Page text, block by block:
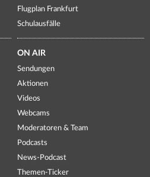
Flugplan Frankfurt
Schulausfälle
ON AIR
Sendungen
Aktionen
Videos
Webcams
Moderatoren & Team
Podcasts
News-Podcast
Themen-Ticker